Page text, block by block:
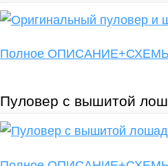
Полное
Пуловер с вышитой